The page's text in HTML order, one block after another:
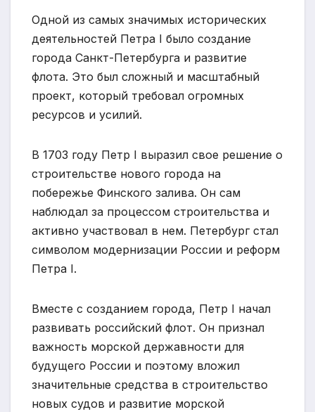
Одной из самых значимых исторических
деятельностей Петра I было создание
города Санкт-Петербурга и развитие
флота. Это был сложный и масштабный
проект, который требовал огромных
ресурсов и усилий.
В 1703 году Петр I выразил свое решение о
строительстве нового города на
побережье Финского залива. Он сам
наблюдал за процессом строительства и
активно участвовал в нем. Петербург стал
символом модернизации России и реформ
Петра I.
Вместе с созданием города, Петр I начал
развивать российский флот. Он признал
важность морской державности для
будущего России и поэтому вложил
значительные средства в строительство
новых судов и развитие морской